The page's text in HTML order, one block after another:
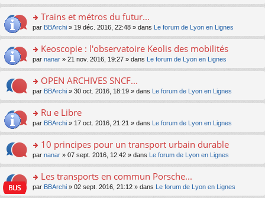
e
nt
u
ré
c
e
nt
le
pl
u
ré
c
e
nt
e
n
n
le
pl
u
ré
c
e
nt
a
g
e
n
n
le
pl
u
ré
c
e
nt
le
m
e
a
g
e
n
n
le
pl
u
ré
c
e
nt
n
ult
er
le
m
e
a
g
e
n
n
le
pl
u
ré
c
o
n
ult
er
le
m
e
a
g
e
n
n
le
pl
u
Trains et métros du futur...
par BBArchi » 19 déc. 2016, 22:48 » dans Le forum de Lyon en Lignes
o
n
ult
er
le
m
e
a
g
e
n
n
Keoscopie : l'observatoire Keolis des mobilités
par nanar » 21 nov. 2016, 19:27 » dans Le forum de Lyon en Lignes
o
n
ult
er
le
m
e
a
g
OPEN ARCHIVES SNCF...
par BBArchi » 30 oct. 2016, 18:19 » dans Le forum de Lyon en Lignes
o
n
ult
er
le
m
e
Ru e Libre
par BBArchi » 17 oct. 2016, 21:21 » dans Le forum de Lyon en Lignes
o
n
ult
er
10 principes pour un transport urbain durable
par nanar » 07 sept. 2016, 12:42 » dans Le forum de Lyon en Lignes
o
n
Les transports en commun Porsche...
par BBArchi » 02 sept. 2016, 21:12 » dans Le forum de Lyon en Lignes